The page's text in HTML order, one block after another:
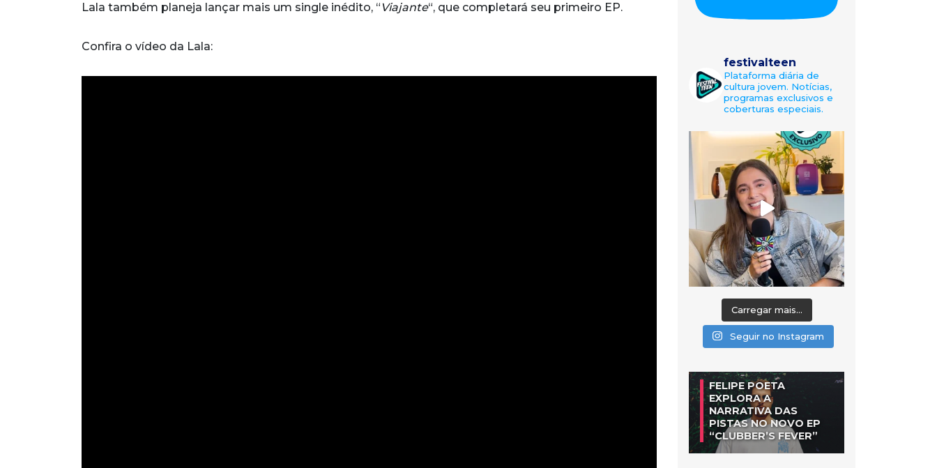
Lala também planeja lançar mais um single inédito, “ Viajante“, que completará seu primeiro EP.
Confira o vídeo da Lala:
festivalteen
Plataforma diária de
cultura jovem. Notícias,
programas exclusivos e
coberturas especiais.
Carregar mais...
Seguir no Instagram
FELIPE POETA
EXPLORA A
NARRATIVA DAS
PISTAS NO NOVO EP
“CLUBBER’S FEVER”